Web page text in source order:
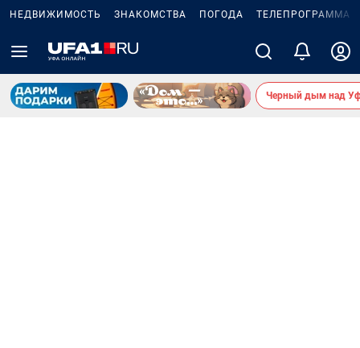
НЕДВИЖИМОСТЬ ЗНАКОМСТВА ПОГОДА ТЕЛЕПРОГРАММА
Черный дым над